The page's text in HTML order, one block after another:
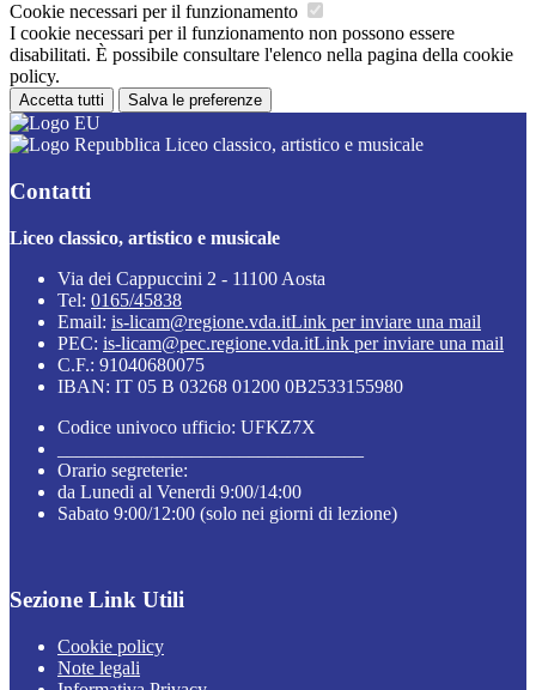
Cookie necessari per il funzionamento
I cookie necessari per il funzionamento non possono essere
disabilitati. È possibile consultare l'elenco nella pagina della cookie
policy.
Accetta tutti Salva le preferenze
Liceo classico, artistico e musicale
Contatti
Liceo classico, artistico e musicale
Via dei Cappuccini 2 - 11100 Aosta
Tel: 0165/45838
Email: is-licam@regione.vda.itLink per inviare una mail
PEC: is-licam@pec.regione.vda.itLink per inviare una mail
C.F.: 91040680075
IBAN: IT 05 B 03268 01200 0B2533155980
Codice univoco ufficio: UFKZ7X
Orario segreterie:
da Lunedi al Venerdi 9:00/14:00
Sabato 9:00/12:00 (solo nei giorni di lezione)
Sezione Link Utili
Cookie policy
Note legali